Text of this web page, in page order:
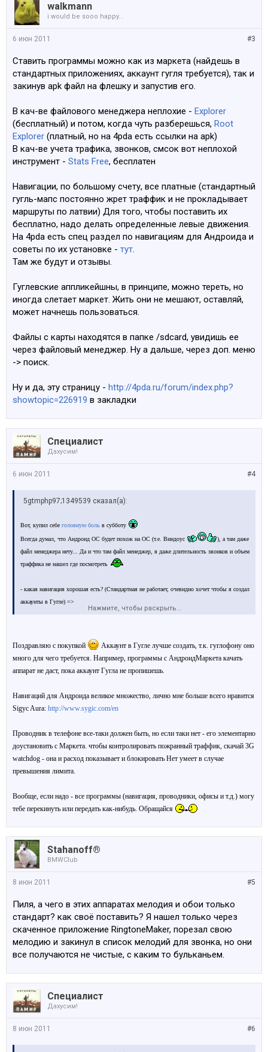
walkmann
i would be sooo happy...
#3
6 июн 2011
Ставить программы можно как из маркета (найдешь в
стандартных приложениях, аккаунт гугля требуется), так и
закинув apk файл на флешку и запустив его.
В кач-ве файлового менеджера неплохие - Explorer
(бесплатный) и потом, когда чуть разберешься, Root
Explorer (платный, но на 4pda есть ссылки на apk)
В кач-ве учета трафика, звонков, смсок вот неплохой
инструмент - Stats Free, бесплатен
Навигации, по большому счету, все платные (стандартный
гугль-мапс постоянно жрет траффик и не прокладывает
маршруты по латвии) Для того, чтобы поставить их
бесплатно, надо делать определенные левые движения.
На 4pda есть спец раздел по навигациям для Андроида и
советы по их установке - тут.
Там же будут и отзывы.
Гуглевские аппликейшны, в принципе, можно тереть, но
иногда слетает маркет. Жить они не мешают, оставляй,
может начнешь пользоваться.
Файлы с карты находятся в папке /sdcard, увидишь ее
через файловый менеджер. Ну а дальше, через доп. меню
-> поиск.
Ну и да, эту страницу - http://4pda.ru/forum/index.php?
showtopic=226919 в закладки
Специалист
Дахусим!
#4
6 июн 2011
5gtmphp97;1349539 сказал(а):
Вот, купил себе головную боль в субботу
Всегда думал, что Андроид ОС будет похож на ОС (т.е. Виндоус
), а там даже
файл менеджера нету... Да и что там файл менеджер, я даже длительность звонков и объем
траффика не нашел где посмотреть
- какая навигация хорошая есть? (Стандартная не работает, очевидно хочет чтобы я создал
аккаунты в Гугле) =>
собирать обо мне данные? (или это не только страндартные так делают?
- как контролировать пожранный траффик?
- как найти файл на СД карте?
Нажмите, чтобы раскрыть...
Поздравляю с покупкой
Аккаунт в Гугле лучше создать, т.к. гуглофону оно
много для чего требуется. Например, программы с АндроидМаркета качать
аппарат не даст, пока аккаунт Гугла не пропишешь.
Навигаций для Андроида великое множество, лично мне больше всего нравится
Sigyc Aura: http://www.sygic.com/en
Проводник в телефоне все-таки должен быть, но если таки нет - его элементарно
доустановить с Маркета. чтобы контролировать пожранный траффик, скачай 3G
watchdog - она и расход показывает и блокировать Нет умеет в случае
превышения лимита.
Вообще, если надо - все программы (навигация, проводники, офисы и т.д.) могу
тебе перекинуть или передать как-нибудь. Обращайся
Stahanoff®
BMWClub
#5
8 июн 2011
Пиля, а чего в этих аппаратах мелодия и обои только
стандарт? как своё поставить? Я нашел только через
скаченное приложение RingtoneMaker, порезал свою
мелодию и закинул в список мелодий для звонка, но они
все получаются не чистые, с каким то бульканьем.
Специалист
Дахусим!
#6
8 июн 2011